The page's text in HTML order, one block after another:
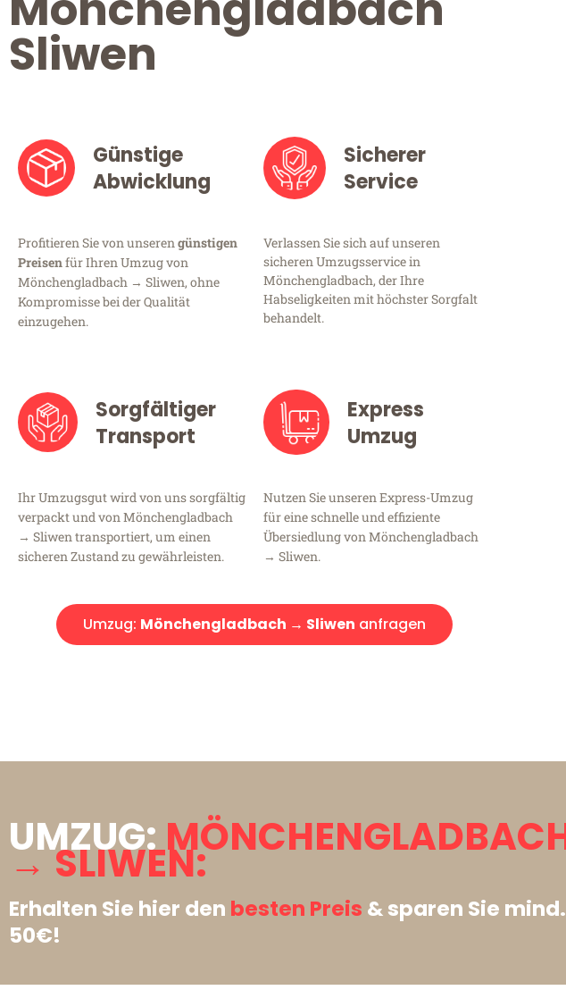
Sliwen
Günstige
Abwicklung
Profitieren Sie von unserengünstigen
Preisenfür Ihren Umzug von
Mönchengladbach → Sliwen, ohne
Kompromisse bei der Qualität
einzugehen.
Sicherer
Service
Verlassen Sie sich auf unseren
sicheren Umzugsservice in
Mönchengladbach, der Ihre
Habseligkeiten mit höchster Sorgfalt
behandelt.
Sorgfältiger
Transport
Ihr Umzugsgut wird von uns sorgfältig
verpackt und von Mönchengladbach
→ Sliwen transportiert, um einen
sicheren Zustand zu gewährleisten.
Express
Umzug
Nutzen Sie unseren Express-Umzug
für eine schnelle und effiziente
Übersiedlung von Mönchengladbach
→ Sliwen.
Umzug: Mönchengladbach → Sliwen anfragen
UMZUG:
→ SLIWEN:
Erhalten Sie hier den besten Preis & sparen Sie mind.
50€!